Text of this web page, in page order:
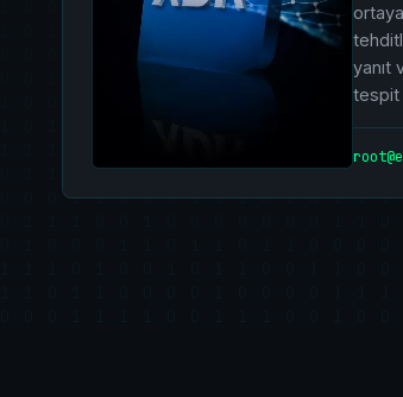
yanıt
tespit